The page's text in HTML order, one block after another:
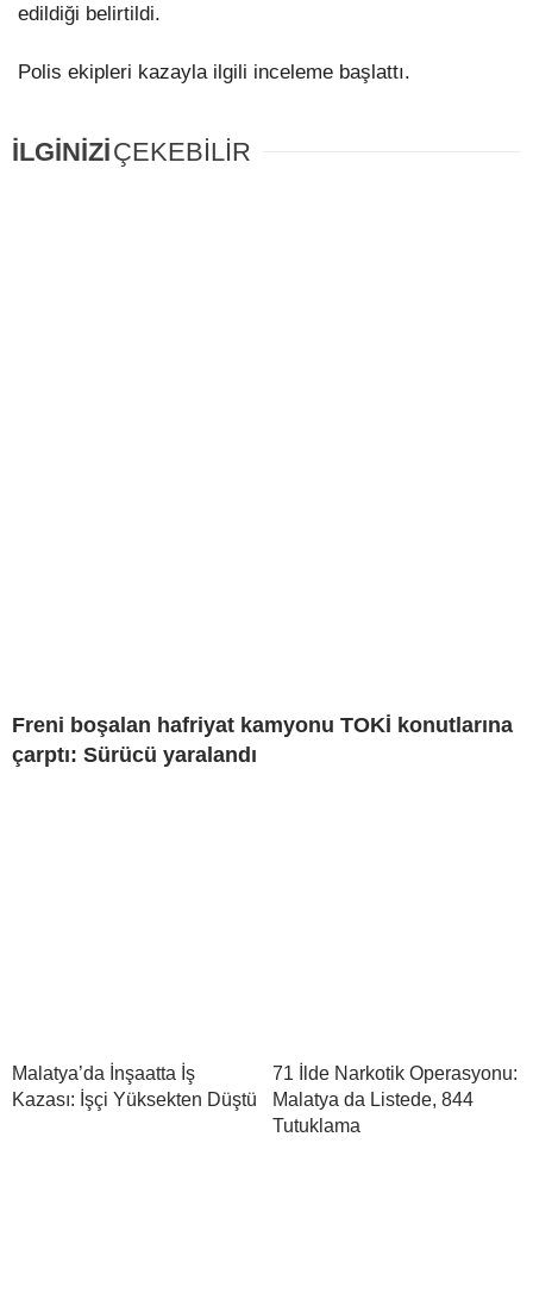
edildiği belirtildi.
Polis ekipleri kazayla ilgili inceleme başlattı.
İLGİNİZİÇEKEBİLİR
Freni boşalan hafriyat kamyonu TOKİ konutlarına
çarptı: Sürücü yaralandı
Malatya’da İnşaatta İş
Kazası: İşçi Yüksekten Düştü
71 İlde Narkotik Operasyonu:
Malatya da Listede, 844
Tutuklama